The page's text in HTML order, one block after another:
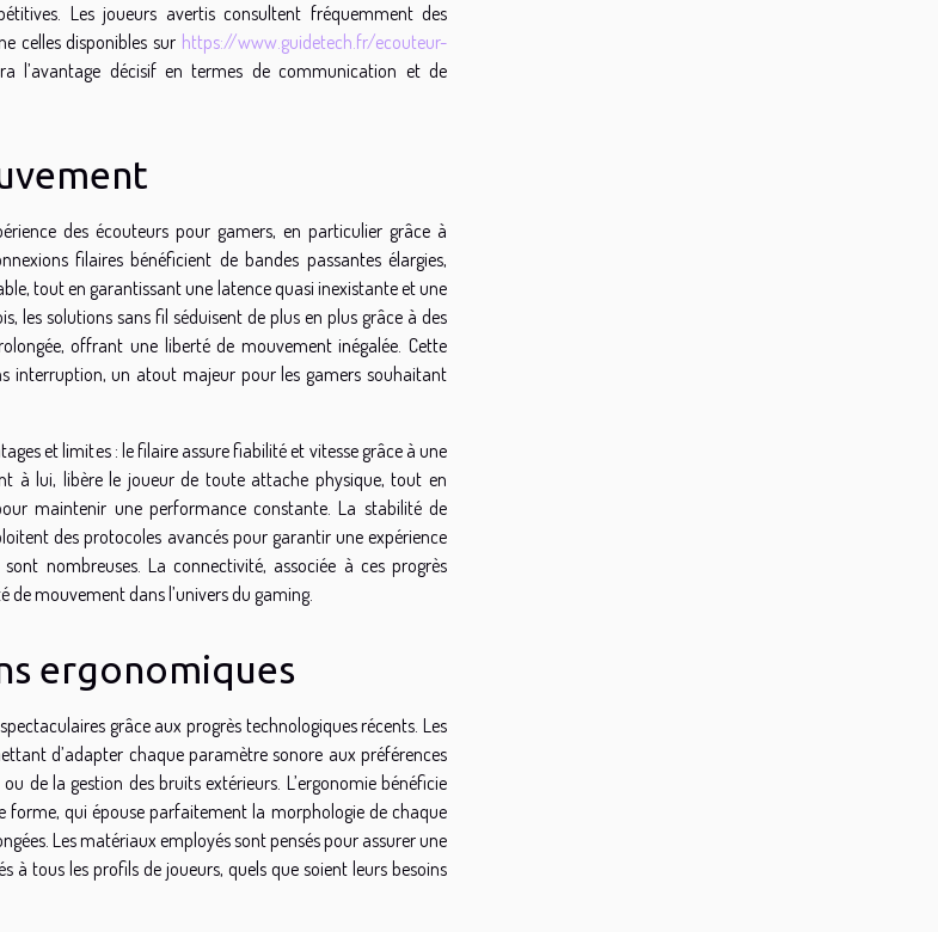
Les joueurs avertis consultent fréquemment des
celles disponibles sur https://www.guidetech.fr/ecouteur-
l’avantage décisif en termes de communication et de
des écouteurs pour gamers, en particulier grâce à
filaires bénéficient de bandes passantes élargies,
tout en garantissant une latence quasi inexistante et une
les solutions sans fil séduisent de plus en plus grâce à des
offrant une liberté de mouvement inégalée. Cette
interruption, un atout majeur pour les gamers souhaitant
et limites : le filaire assure fiabilité et vitesse grâce à une
à lui, libère le joueur de toute attache physique, tout en
maintenir une performance constante. La stabilité de
des protocoles avancés pour garantir une expérience
nombreuses. La connectivité, associée à ces progrès
mouvement dans l’univers du gaming.
ergonomiques
grâce aux progrès technologiques récents. Les
d’adapter chaque paramètre sonore aux préférences
de la gestion des bruits extérieurs. L’ergonomie bénéficie
forme, qui épouse parfaitement la morphologie de chaque
Les matériaux employés sont pensés pour assurer une
tous les profils de joueurs, quels que soient leurs besoins